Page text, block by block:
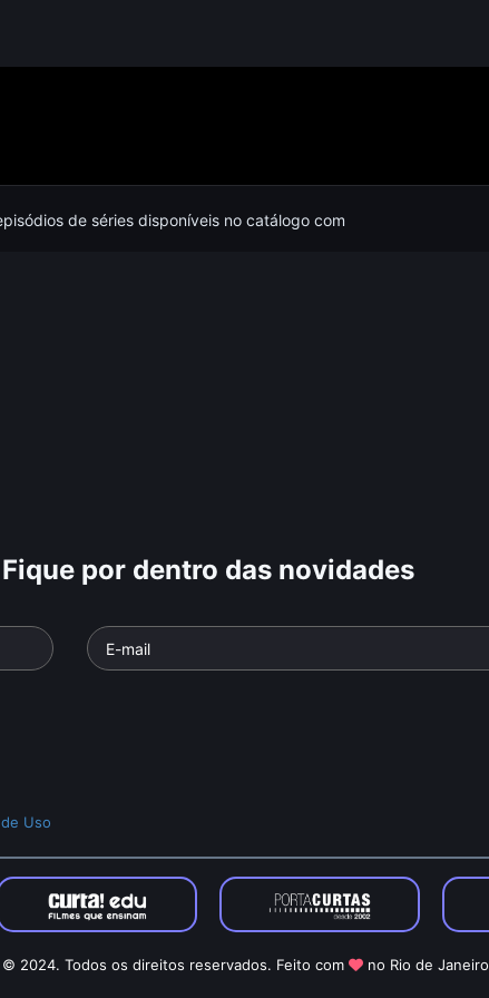
de séries disponíveis no catálogo com
Fique por dentro das novidades
Uso
© 2024. Todos os direitos reservados. Feito com no Rio de Janeiro